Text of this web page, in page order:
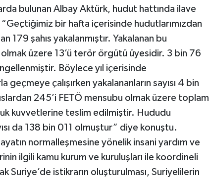
bulunan Albay Aktürk, hudut hattında ilave
“Geçtiğimiz bir hafta içerisinde hudutlarımızdan
179 şahıs yakalanmıştır. Yakalanan bu
olmak üzere 13’ü terör örgütü üyesidir. 3 bin 76
Böylece yıl içerisinde
geçmeye çalışırken yakalananların sayısı 4 bin
245’i FETÖ mensubu olmak üzere toplam
kuvvetlerine teslim edilmiştir. Hududu
da 138 bin 011 olmuştur” diye konuştu.
normalleşmesine yönelik insani yardım ve
ilgili kamu kurum ve kuruluşları ile koordineli
Suriye’de istikrarın oluşturulması, Suriyelilerin